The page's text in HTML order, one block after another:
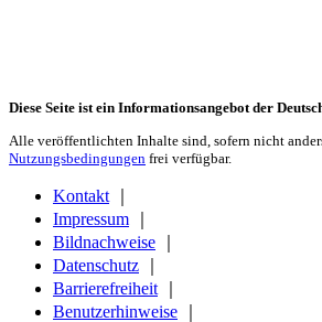
Diese Seite ist ein Informationsangebot der
Alle veröffentlichten Inhalte sind, sofern nicht
Nutzungsbedingungen frei verfügbar.
Kontakt
Impressum
Bildnachweise
Datenschutz
Barrierefreiheit
Benutzerhinweise